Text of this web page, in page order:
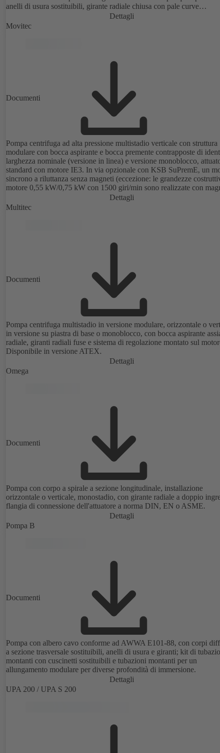
anelli di usura sostituibili, girante radiale chiusa con pale curve
tridimensionali, tenuta meccanica singola e tenuta meccanica doppia
conformi ad EN 12756, albero nella zona della tenuta con bussola di
involucro a norma DIN V 42673 (07-2011). Disponibile in versione
Dettagli
Movitec
Documenti
Pompa centrifuga ad alta pressione multistadio verticale con struttura
modulare con bocca aspirante e bocca premente contrapposte di
larghezza nominale (versione in linea) e versione monoblocco,
standard con motore IE3. In via opzionale con KSB SuPremE, un
sincrono a riluttanza senza magneti (eccezione: le grandezze
motore 0,55 kW/0,75 kW con 1500 giri/min sono realizzate con
permanenti) con classe di efficienza IE4/IE5 a norma IEC TS
2:2016, per l'impiego con il sistema di regolazione della velocità
Dettagli
Multitec
Documenti
Pompa centrifuga multistadio in versione modulare, orizzontale o
in versione su piastra di base o monoblocco, con bocca aspirante
radiale, giranti radiali fuse e sistema di regolazione montato sul
Disponibile in versione ATEX.
Dettagli
Omega
Documenti
Pompa con corpo a spirale a sezione longitudinale, installazione
orizzontale o verticale, monostadio, con girante radiale a doppio
flangia di connessione dell'attuatore a norma DIN, EN o ASME.
Dettagli
Pompa B
Documenti
Pompa con albero cavo conforme ad AWWA E101-88, con corpi
a sezione trasversale sostituibili, anelli di usura e giranti; kit di
montanti con cuscinetti sostituibili e tubazioni montanti per un
allungamento modulare per diverse profondità di immersione.
Dettagli
UPA 200 / UPA S 200